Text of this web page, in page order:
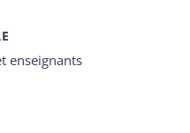
enseignants